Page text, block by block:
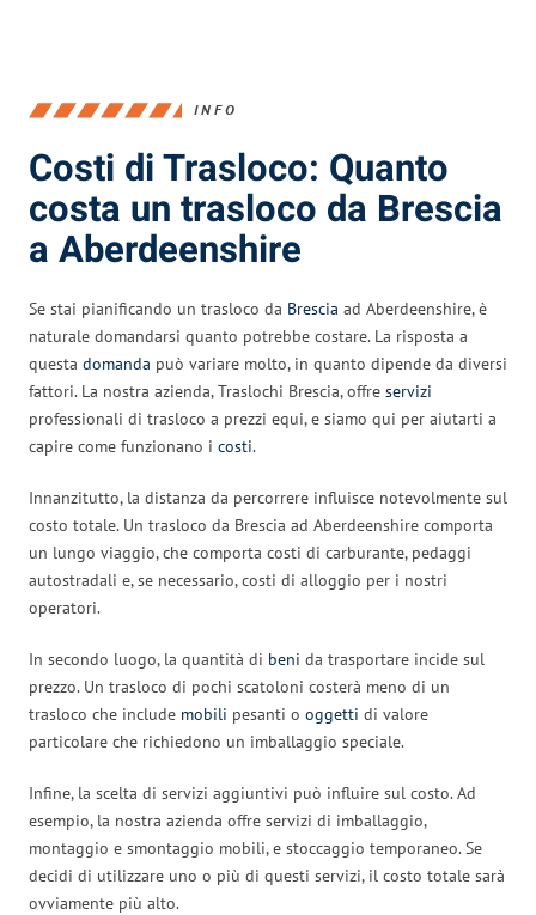
INFO
Costi di Trasloco: Quanto
costa un trasloco da Brescia
a Aberdeenshire
Se stai pianificando un trasloco da Brescia ad Aberdeenshire, è
naturale domandarsi quanto potrebbe costare. La risposta a
questa domanda può variare molto, in quanto dipende da diversi
fattori. La nostra azienda, Traslochi Brescia, offre servizi
professionali di trasloco a prezzi equi, e siamo qui per aiutarti a
capire come funzionano i costi.
Innanzitutto, la distanza da percorrere influisce notevolmente sul
costo totale. Un trasloco da Brescia ad Aberdeenshire comporta
un lungo viaggio, che comporta costi di carburante, pedaggi
autostradali e, se necessario, costi di alloggio per i nostri
operatori.
In secondo luogo, la quantità di beni da trasportare incide sul
prezzo. Un trasloco di pochi scatoloni costerà meno di un
trasloco che include mobili pesanti o oggetti di valore
particolare che richiedono un imballaggio speciale.
Infine, la scelta di servizi aggiuntivi può influire sul costo. Ad
esempio, la nostra azienda offre servizi di imballaggio,
montaggio e smontaggio mobili, e stoccaggio temporaneo. Se
decidi di utilizzare uno o più di questi servizi, il costo totale sarà
ovviamente più alto.